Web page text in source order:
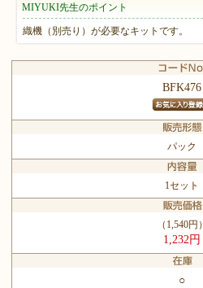
MIYUKI先生のポイント
織機（別売り）が必要なキットです。
BFK476
パック
1セット
（1,540円）
1,232円
○